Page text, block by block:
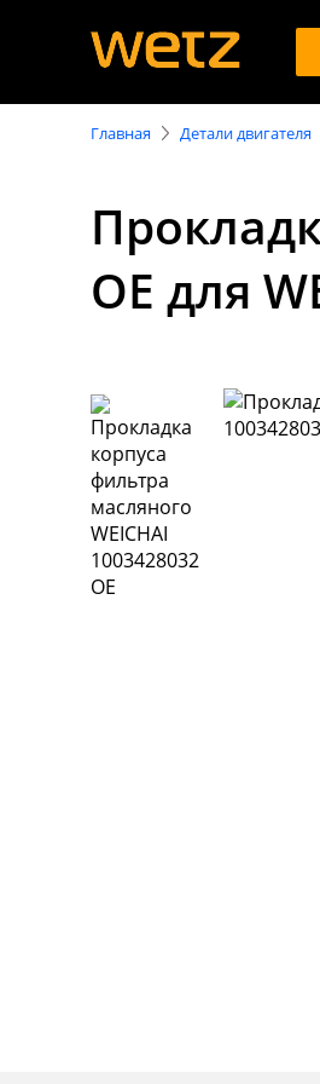
Главная Детали двигателя
OE для